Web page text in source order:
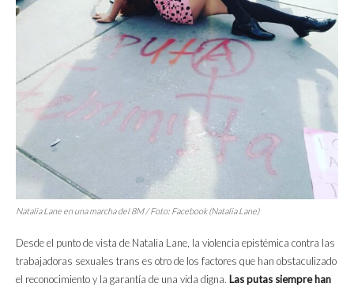
Natalia Lane en una marcha del 8M / Foto: Facebook (Natalia Lane)
Desde el punto de vista de Natalia Lane, la violencia epistémica contra las
trabajadoras sexuales trans es otro de los factores que han obstaculizado
el reconocimiento y la garantía de una vida digna. Las putas siempre han